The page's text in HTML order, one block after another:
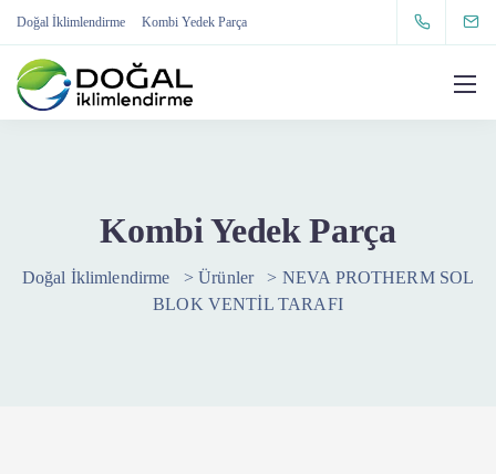
Doğal İklimlendirme Kombi Yedek Parça
Kombi Yedek Parça
Doğal İklimlendirme >Ürünler > NEVA PROTHERM SOL
BLOK VENTİL TARAFI